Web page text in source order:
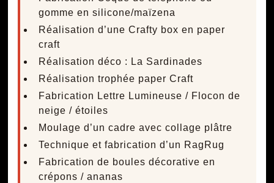
gomme en silicone/maïzena
Réalisation d’une Crafty box en paper
craft
Réalisation déco : La Sardinades
Réalisation trophée paper Craft
Fabrication Lettre Lumineuse / Flocon de
neige / étoiles
Moulage d’un cadre avec collage plâtre
Technique et fabrication d’un RagRug
Fabrication de boules décorative en
crépons / ananas